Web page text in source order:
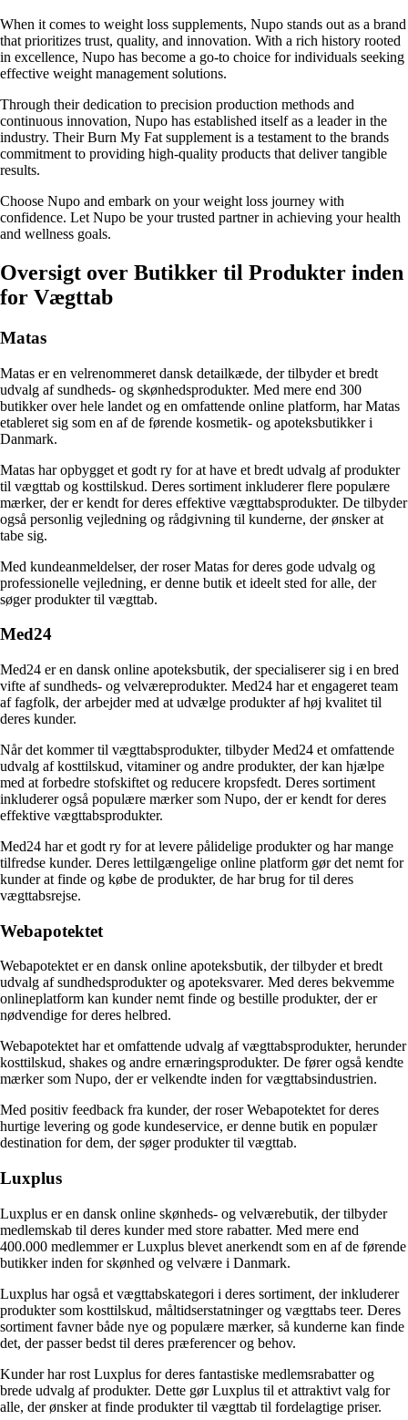
When it comes to weight loss supplements, Nupo stands out as a brand
that prioritizes trust, quality, and innovation. With a rich history rooted
in excellence, Nupo has become a go-to choice for individuals seeking
effective weight management solutions.
Through their dedication to precision production methods and
continuous innovation, Nupo has established itself as a leader in the
industry. Their Burn My Fat supplement is a testament to the brands
commitment to providing high-quality products that deliver tangible
results.
Choose Nupo and embark on your weight loss journey with
confidence. Let Nupo be your trusted partner in achieving your health
and wellness goals.
Oversigt over Butikker til Produkter inden
for Vægttab
Matas
Matas er en velrenommeret dansk detailkæde, der tilbyder et bredt
udvalg af sundheds- og skønhedsprodukter. Med mere end 300
butikker over hele landet og en omfattende online platform, har Matas
etableret sig som en af de førende kosmetik- og apoteksbutikker i
Danmark.
Matas har opbygget et godt ry for at have et bredt udvalg af produkter
til vægttab og kosttilskud. Deres sortiment inkluderer flere populære
mærker, der er kendt for deres effektive vægttabsprodukter. De tilbyder
også personlig vejledning og rådgivning til kunderne, der ønsker at
tabe sig.
Med kundeanmeldelser, der roser Matas for deres gode udvalg og
professionelle vejledning, er denne butik et ideelt sted for alle, der
søger produkter til vægttab.
Med24
Med24 er en dansk online apoteksbutik, der specialiserer sig i en bred
vifte af sundheds- og velværeprodukter. Med24 har et engageret team
af fagfolk, der arbejder med at udvælge produkter af høj kvalitet til
deres kunder.
Når det kommer til vægttabsprodukter, tilbyder Med24 et omfattende
udvalg af kosttilskud, vitaminer og andre produkter, der kan hjælpe
med at forbedre stofskiftet og reducere kropsfedt. Deres sortiment
inkluderer også populære mærker som Nupo, der er kendt for deres
effektive vægttabsprodukter.
Med24 har et godt ry for at levere pålidelige produkter og har mange
tilfredse kunder. Deres lettilgængelige online platform gør det nemt for
kunder at finde og købe de produkter, de har brug for til deres
vægttabsrejse.
Webapotektet
Webapotektet er en dansk online apoteksbutik, der tilbyder et bredt
udvalg af sundhedsprodukter og apoteksvarer. Med deres bekvemme
onlineplatform kan kunder nemt finde og bestille produkter, der er
nødvendige for deres helbred.
Webapotektet har et omfattende udvalg af vægttabsprodukter, herunder
kosttilskud, shakes og andre ernæringsprodukter. De fører også kendte
mærker som Nupo, der er velkendte inden for vægttabsindustrien.
Med positiv feedback fra kunder, der roser Webapotektet for deres
hurtige levering og gode kundeservice, er denne butik en populær
destination for dem, der søger produkter til vægttab.
Luxplus
Luxplus er en dansk online skønheds- og velværebutik, der tilbyder
medlemskab til deres kunder med store rabatter. Med mere end
400.000 medlemmer er Luxplus blevet anerkendt som en af de førende
butikker inden for skønhed og velvære i Danmark.
Luxplus har også et vægttabskategori i deres sortiment, der inkluderer
produkter som kosttilskud, måltidserstatninger og vægttabs teer. Deres
sortiment favner både nye og populære mærker, så kunderne kan finde
det, der passer bedst til deres præferencer og behov.
Kunder har rost Luxplus for deres fantastiske medlemsrabatter og
brede udvalg af produkter. Dette gør Luxplus til et attraktivt valg for
alle, der ønsker at finde produkter til vægttab til fordelagtige priser.